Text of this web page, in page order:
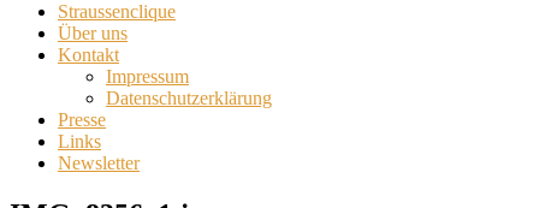
Straussenclique
Über uns
Kontakt
Impressum
Datenschutzerklärung
Presse
Links
Newsletter